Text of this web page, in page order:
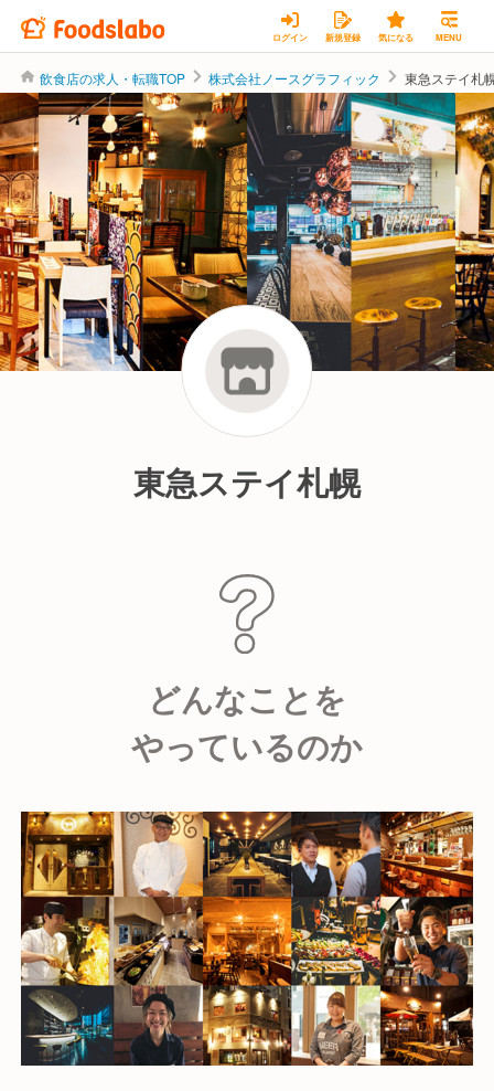
ログイン 新規登録 気になる MENU
飲食店の求人・転職TOP 株式会社ノースグラフィック 東急ステイ札
株式会社ノースグラフィック
東急ステイ札幌
どんなことを
やっているのか